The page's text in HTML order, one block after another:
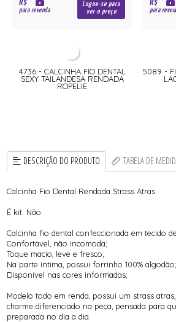
R$
para revenda
Logue-se para
ver o preço
4736 - CALCINHA FIO DENTAL
SEXY TAILANDESA RENDADA
ROPELIE
R$
para
5089 -
DESCRIÇÃO DO PRODUTO TABELA DE
Calcinha Fio Dental Rendada Strass Atras
É kit: Não
Calcinha fio dental confeccionada em tecido
Confortável, não incomoda;
Toque macio, leve e fresco;
Na parte íntima, possui forrinho 100% algodão;
Disponível nas cores informadas;
Modelo todo em renda, possui um strass
charme diferenciado na peça, pensada para
preparada no dia a dia.